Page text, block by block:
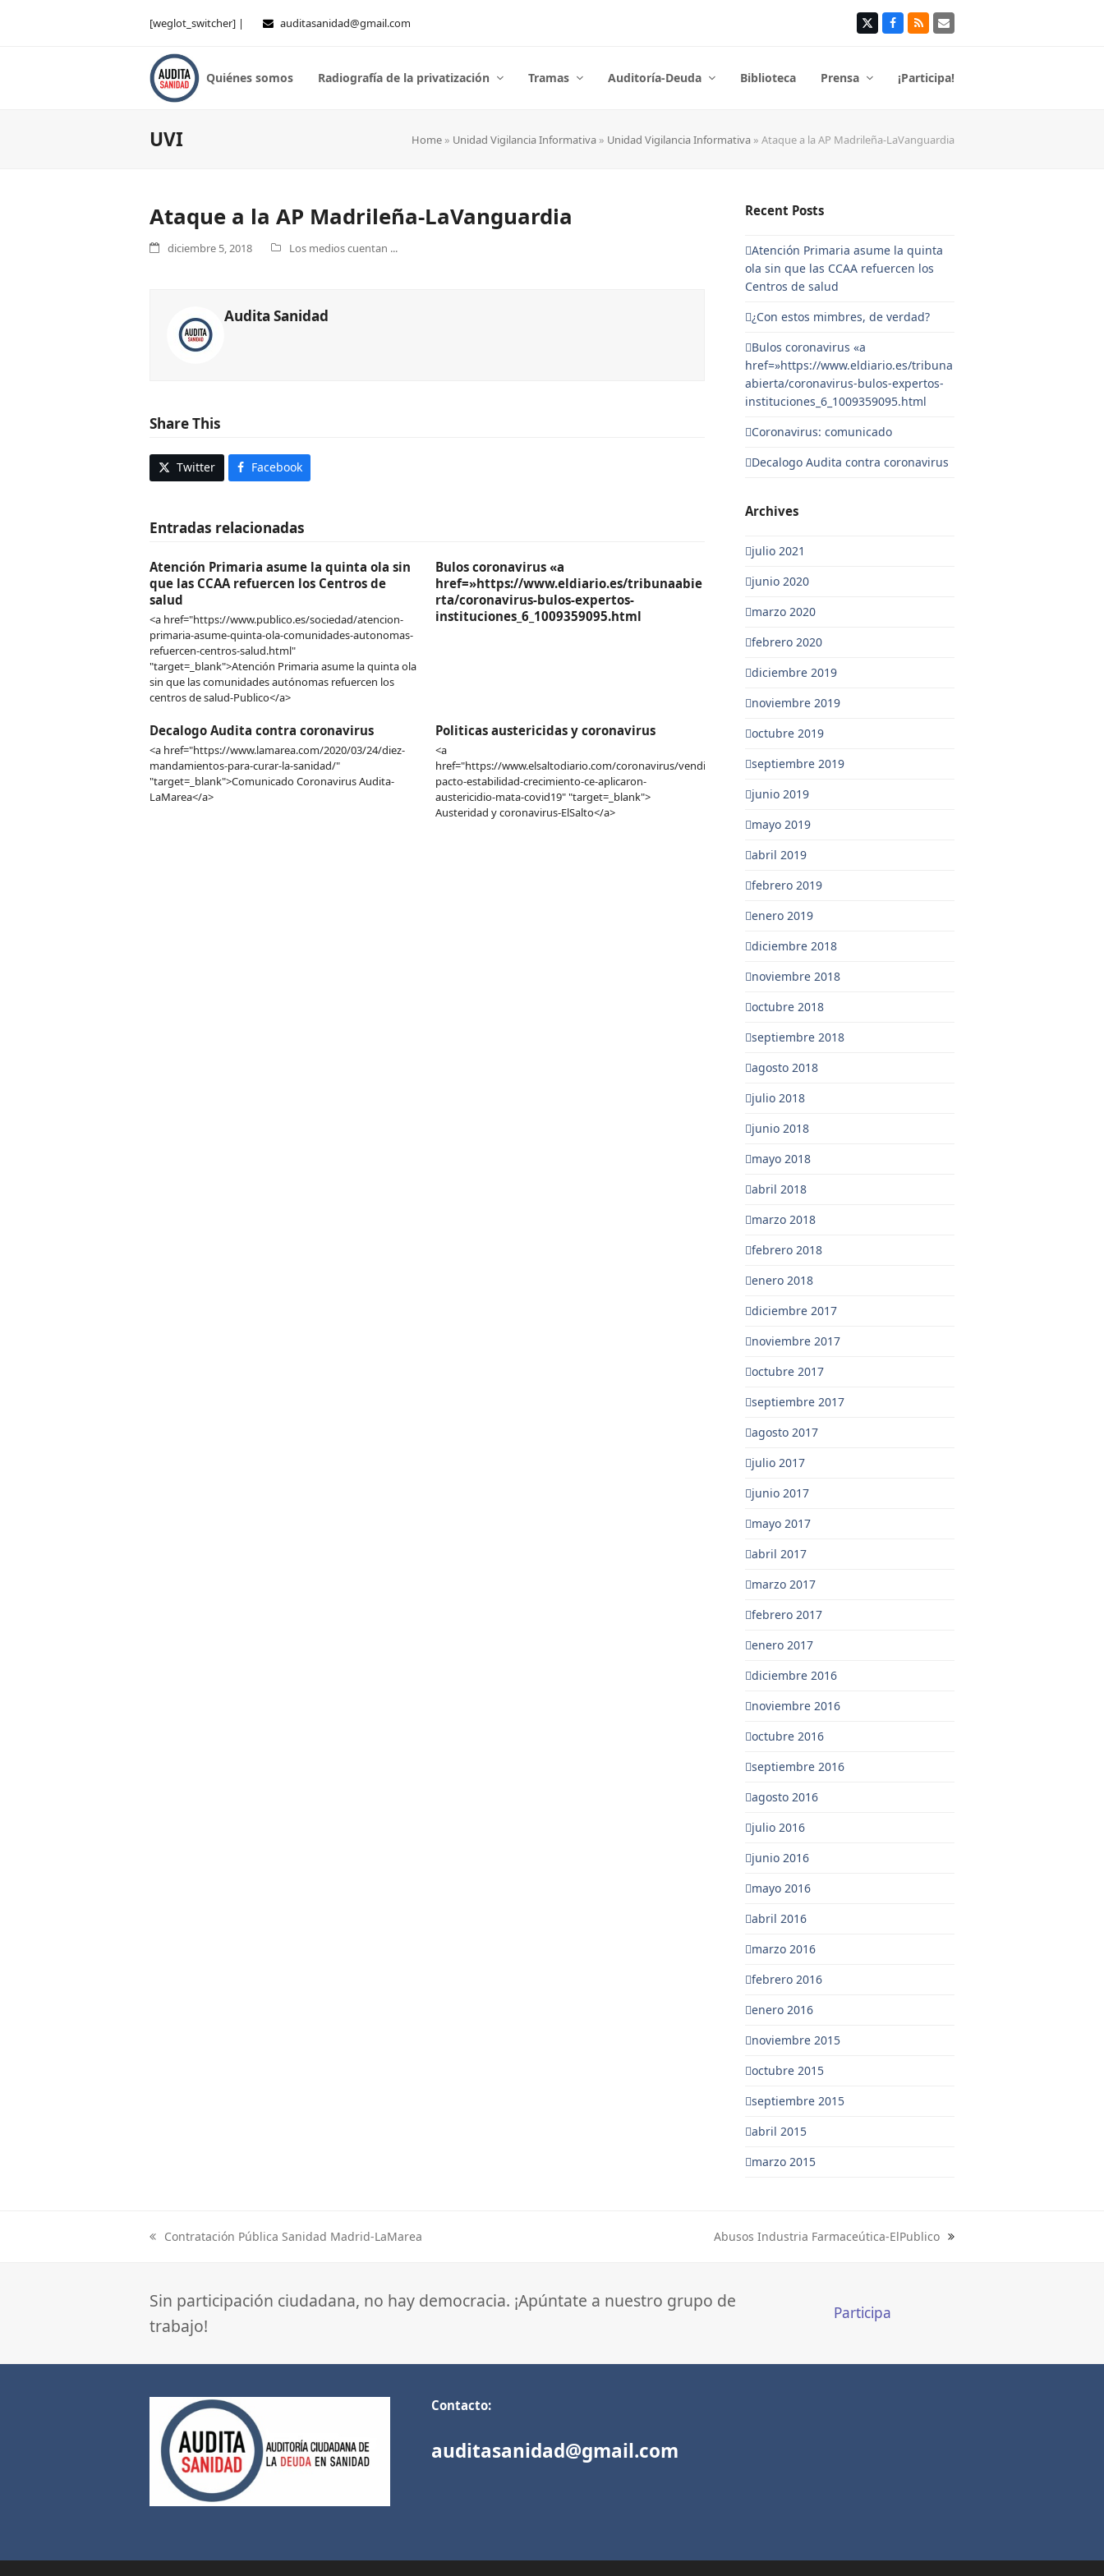
[weglot_switcher] | auditasanidad@gmail.com TwitterFacebook
RSS Correo
Quiénes somos Radiografía de la privatización Tramas Auditoría-Deuda Biblioteca Prensa ¡Participa!
UVI Home » Unidad Vigilancia Informativa » Unidad Vigilancia Informativa » Ataque a la AP Madrileña-LaVanguardia
Ataque a la AP Madrileña-LaVanguardia
diciembre 5, 2018 Los medios cuentan ...
Audita Sanidad
Share This
Twitter Facebook
Entradas relacionadas
Atención Primaria asume la quinta ola sin
que las CCAA refuercen los Centros de
salud
<a href="https://www.publico.es/sociedad/atencion-
primaria-asume-quinta-ola-comunidades-autonomas-
refuercen-centros-salud.html"
"target=_blank">Atención Primaria asume la quinta ola
sin que las comunidades autónomas refuercen los
centros de salud-Publico</a>
Bulos coronavirus «a
href=»https://www.eldiario.es/tribunaabie
rta/coronavirus-bulos-expertos-
instituciones_6_1009359095.html
Decalogo Audita contra coronavirus
<a href="https://www.lamarea.com/2020/03/24/diez-
mandamientos-para-curar-la-sanidad/"
"target=_blank">Comunicado Coronavirus Audita-
LaMarea</a>
Politicas austericidas y coronavirus
<a
href="https://www.elsaltodiario.com/coronavirus/vendieron-
pacto-estabilidad-crecimiento-ce-aplicaron-
austericidio-mata-covid19" "target=_blank">
Austeridad y coronavirus-ElSalto</a>
Recent Posts
Atención Primaria asume la quinta
ola sin que las CCAA refuercen los
Centros de salud
¿Con estos mimbres, de verdad?
Bulos coronavirus «a
href=»https://www.eldiario.es/tribuna
abierta/coronavirus-bulos-expertos-
instituciones_6_1009359095.html
Coronavirus: comunicado
Decalogo Audita contra coronavirus
Archives
julio 2021
junio 2020
marzo 2020
febrero 2020
diciembre 2019
noviembre 2019
octubre 2019
septiembre 2019
junio 2019
mayo 2019
abril 2019
febrero 2019
enero 2019
diciembre 2018
noviembre 2018
octubre 2018
septiembre 2018
agosto 2018
julio 2018
junio 2018
mayo 2018
abril 2018
marzo 2018
febrero 2018
enero 2018
diciembre 2017
noviembre 2017
octubre 2017
septiembre 2017
agosto 2017
julio 2017
junio 2017
mayo 2017
abril 2017
marzo 2017
febrero 2017
enero 2017
diciembre 2016
noviembre 2016
octubre 2016
septiembre 2016
agosto 2016
julio 2016
junio 2016
mayo 2016
abril 2016
marzo 2016
febrero 2016
enero 2016
noviembre 2015
octubre 2015
septiembre 2015
abril 2015
marzo 2015
previous
Contratación Pública Sanidad Madrid-LaMarea
Abusos Industria Farmaceútica-ElPublico
Sin participación ciudadana, no hay democracia. ¡Apúntate a nuestro grupo de
trabajo!
Participa
Contacto:
auditasanidad@gmail.com